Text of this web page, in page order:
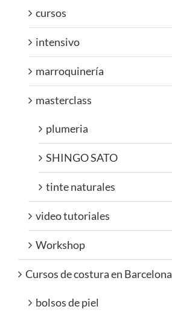
cursos
intensivo
marroquinería
masterclass
plumeria
SHINGO SATO
tinte naturales
video tutoriales
Workshop
Cursos de costura en Barcelona
bolsos de piel